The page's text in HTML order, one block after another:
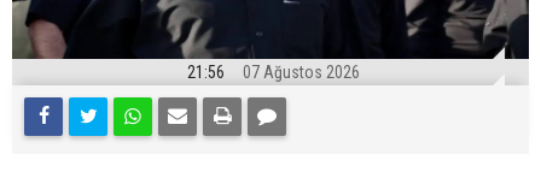
21:56 07 Ağustos 2026